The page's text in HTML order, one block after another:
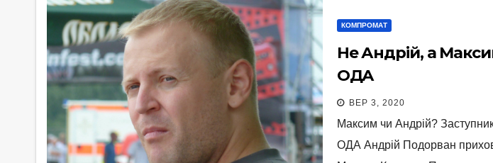
КОМПРОМАТ
Не Андрій, а
ОДА
ВЕР 3, 2020
Максим чи Андрій? Заступник
ОДА Андрій Подорван